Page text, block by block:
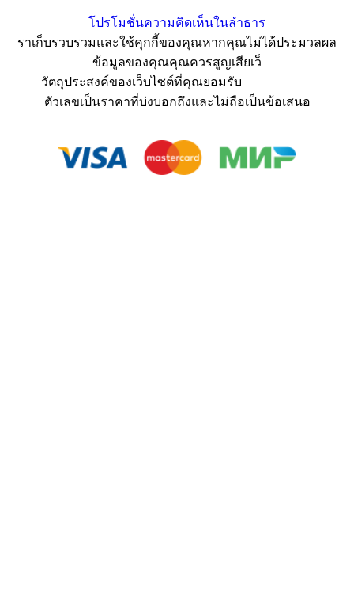
โปรโมชั่นความคิดเห็นในลำธาร
ราเก็บรวบรวมและใช้คุกกี้ของคุณหากคุณไม่ได้ประมวลผล
ข้อมูลของคุณคุณควรสูญเสียเว็
วัตถุประสงค์ของเว็บไซต์ที่คุณยอมรับ
ตัวเลขเป็นราคาที่บ่งบอกถึงและไม่ถือเป็นข้อเสนอ